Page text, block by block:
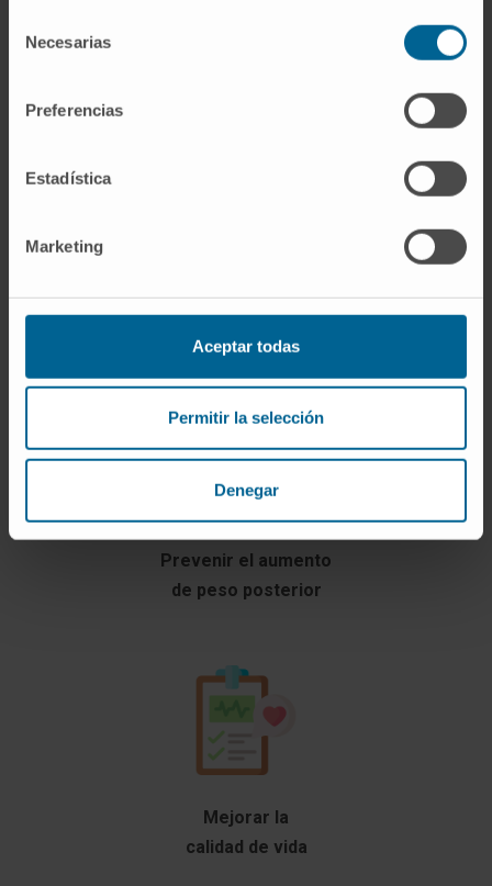
Necesarias
Preferencias
Estadística
Marketing
Aceptar todas
Permitir la selección
Denegar
Mejorar o resolver
Prevenir el aumento
de peso posterior
Mejorar la
calidad de vida